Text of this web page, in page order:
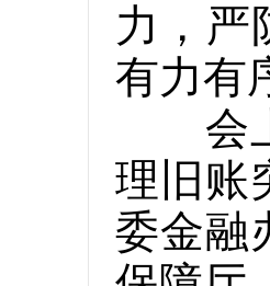
力，严
有力有
会上
理旧账
委金融